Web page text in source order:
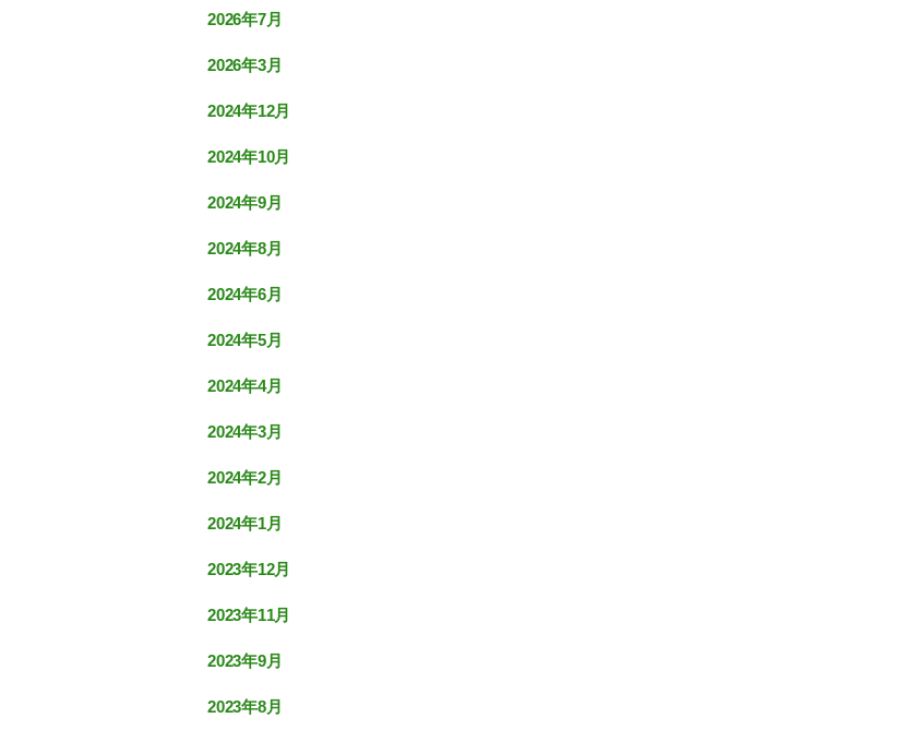
2026年7月
2026年3月
2024年12月
2024年10月
2024年9月
2024年8月
2024年6月
2024年5月
2024年4月
2024年3月
2024年2月
2024年1月
2023年12月
2023年11月
2023年9月
2023年8月